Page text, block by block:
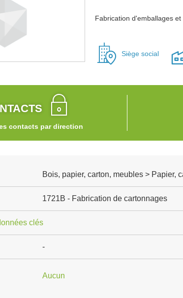
Fabrication d'emballages
Siège social
contacts par direction
Bois, papier, carton, meubles > Papier,
1721B - Fabrication de cartonnages
clés
-
Aucun